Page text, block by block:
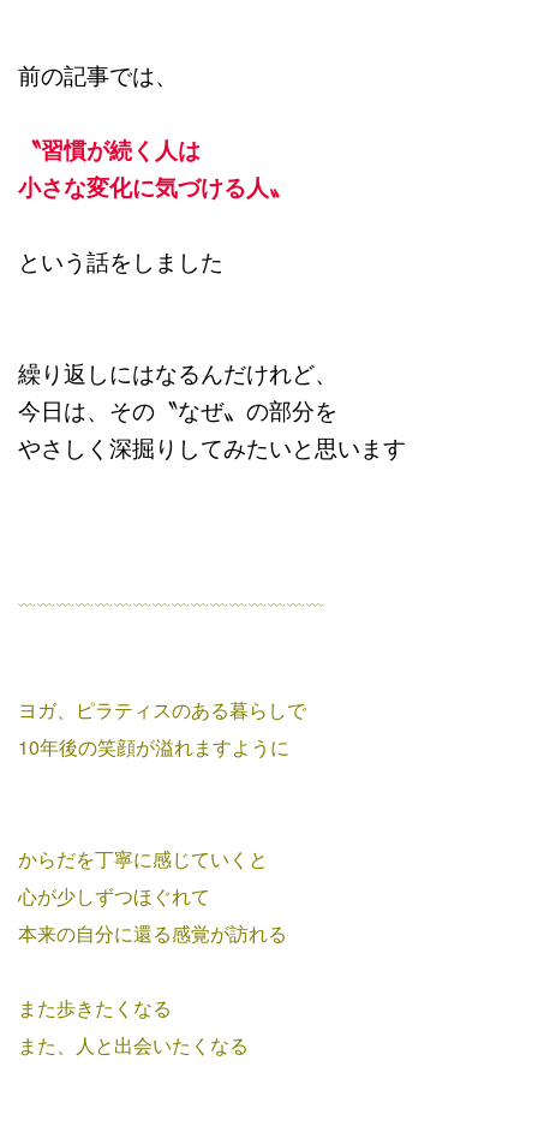
前の記事では、
〝習慣が続く人は
小さな変化に気づける人〟
という話をしました
繰り返しにはなるんだけれど、
今日は、その〝なぜ〟の部分を
やさしく深掘りしてみたいと思います
﹏﹏﹏﹏﹏﹏﹏﹏﹏﹏﹏﹏﹏﹏﹏﹏
ヨガ、ピラティスのある暮らしで
10年後の笑顔が溢れますように
からだを丁寧に感じていくと
心が少しずつほぐれて
本来の自分に還る感覚が訪れる
また歩きたくなる
また、人と出会いたくなる